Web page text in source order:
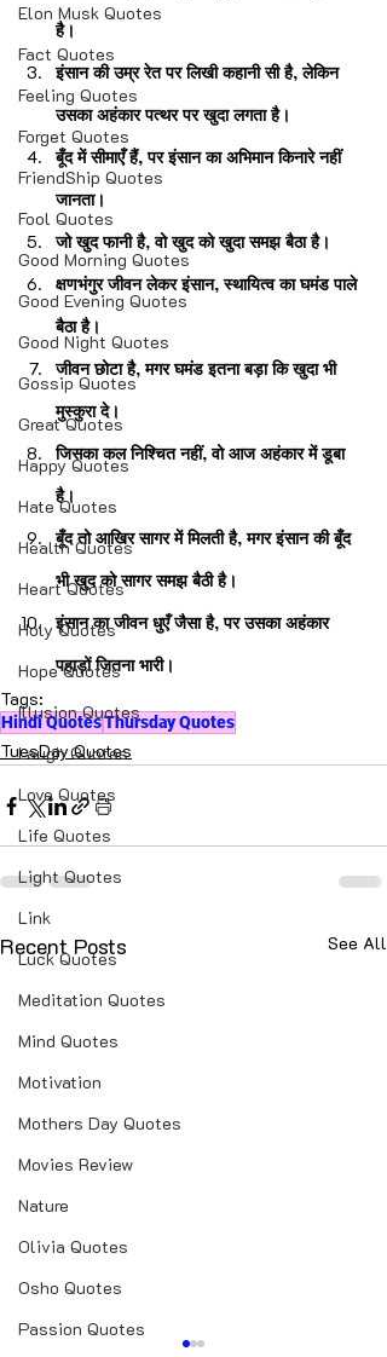
Elon Musk Quotes
Fact Quotes
Feeling Quotes
Forget Quotes
FriendShip Quotes
Fool Quotes
Good Morning Quotes
Good Evening Quotes
Good Night Quotes
Gossip Quotes
Great Quotes
Happy Quotes
Hate Quotes
Health Quotes
Heart Quotes
Holy Quotes
Hope Quotes
Illusion Quotes
Laugh Quotes
Love Quotes
Life Quotes
Light Quotes
Link
Luck Quotes
Meditation Quotes
Mind Quotes
Motivation
Mothers Day Quotes
Movies Review
Nature
Olivia Quotes
Osho Quotes
Passion Quotes
है।
इंसान की उम्र रेत पर लिखी कहानी सी है, लेकिन
उसका अहंकार पत्थर पर खुदा लगता है।
बूँद में सीमाएँ हैं, पर इंसान का अभिमान किनारे नहीं
जानता।
जो खुद फानी है, वो खुद को खुदा समझ बैठा है।
क्षणभंगुर जीवन लेकर इंसान, स्थायित्व का घमंड पाले
बैठा है।
जीवन छोटा है, मगर घमंड इतना बड़ा कि खुदा भी
मुस्कुरा दे।
जिसका कल निश्चित नहीं, वो आज अहंकार में डूबा
है।
बूँद तो आखिर सागर में मिलती है, मगर इंसान की बूँद
भी खुद को सागर समझ बैठी है।
इंसान का जीवन धुएँ जैसा है, पर उसका अहंकार
पहाड़ों जितना भारी।
Tags:
Hindi QuotesThursday Quotes
TuesDay Quotes
Recent Posts See All